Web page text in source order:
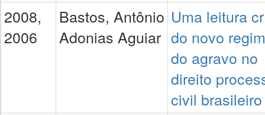
2008,
2006
Bastos, Antônio
Adonias Aguiar
Uma leitura
do novo
do agravo no
direito
civil brasileiro